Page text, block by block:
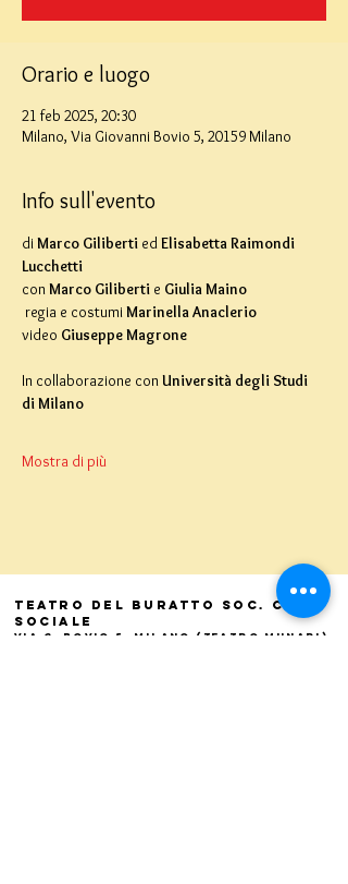
Orario e luogo
21 feb 2025, 20:30
Milano, Via Giovanni Bovio 5, 20159 Milano
Info sull'evento
di Marco Giliberti ed Elisabetta Raimondi
Lucchetti
con Marco Giliberti e Giulia Maino
regia e costumi Marinella Anaclerio
video Giuseppe Magrone
In collaborazione con Università degli Studi
di Milano
Mostra di più
Teatro del Buratto Soc. Coop
sociale
Via G. Bovio 5, Milano (Teatro Munari)